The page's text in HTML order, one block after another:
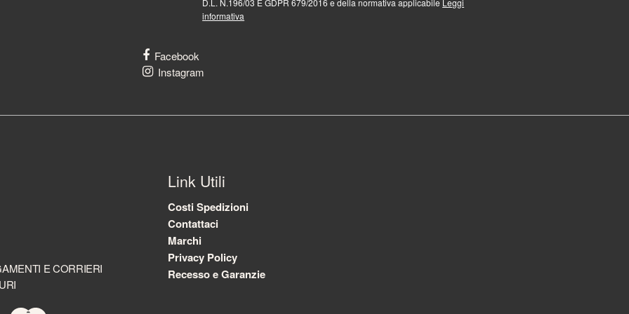
D.L. N.196/03 E GDPR 679/2016 e della normativa applicabile Leggi
informativa
Facebook
Instagram
E CORRIERI
Link Utili
Costi Spedizioni
Contattaci
Marchi
Privacy Policy
Recesso e Garanzie